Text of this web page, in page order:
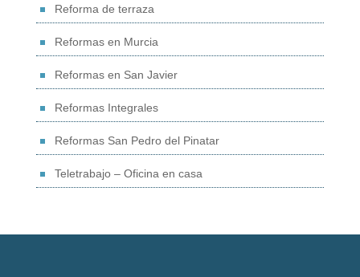
Reforma de terraza
Reformas en Murcia
Reformas en San Javier
Reformas Integrales
Reformas San Pedro del Pinatar
Teletrabajo – Oficina en casa